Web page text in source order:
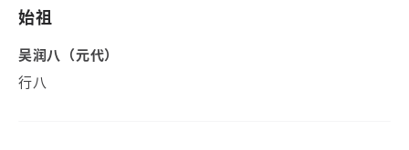
始祖
吴润八（元代）
行八